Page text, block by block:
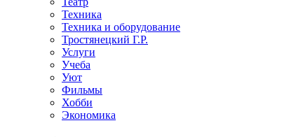
Техника
Техника и оборудование
Тростянецкий Г.Р.
Услуги
Учеба
Уют
Фильмы
Хобби
Экономика